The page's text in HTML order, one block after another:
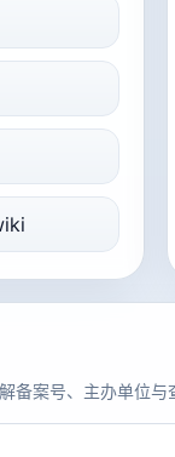
案号、主办单位与